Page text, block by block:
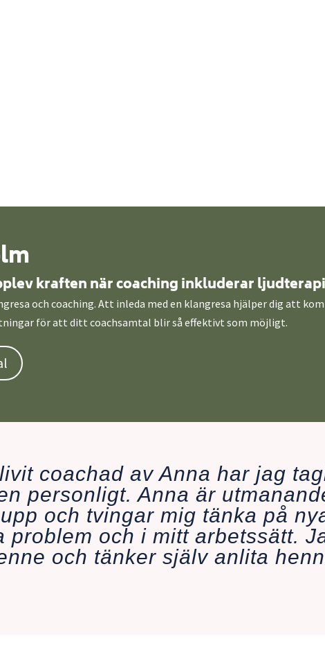
kraften när coaching inkluderar ljudterapi
och coaching. Att inleda med en klangresa hjälper dig att
för att ditt coachsamtal blir så effektivt som möjligt.
coachad av Anna har jag
personligt. Anna är
och tvingar mig tänka på
problem och i mitt arbetssätt.
och tänker själv anlita